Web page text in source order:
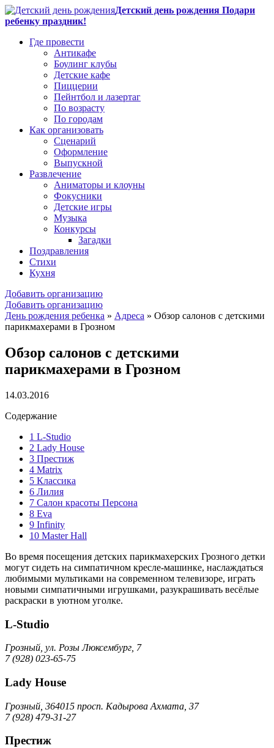
Детский день рождения Подари
ребенку праздник!
Где провести
Антикафе
Боулинг клубы
Детские кафе
Пиццерии
Пейнтбол и лазертаг
По возрасту
По городам
Как организовать
Сценарий
Оформление
Выпускной
Развлечение
Аниматоры и клоуны
Фокусники
Детские игры
Музыка
Конкурсы
Загадки
Поздравления
Стихи
Кухня
Добавить организацию
Добавить организацию
День рождения ребенка » Адреса » Обзор салонов с детскими
парикмахерами в Грозном
Обзор салонов с детскими
парикмахерами в Грозном
14.03.2016
Содержание
1 L-Studio
2 Lady House
3 Престиж
4 Matrix
5 Классика
6 Лилия
7 Салон красоты Персона
8 Eva
9 Infinity
10 Master Hall
Во время посещения детских парикмахерских Грозного детки
могут сидеть на симпатичном кресле-машинке, наслаждаться
любимыми мультиками на современном телевизоре, играть
новыми симпатичными игрушками, разукрашивать весёлые
раскраски в уютном уголке.
L-Studio
Грозный, ул. Розы Люксембург, 7
7 (928) 023-65-75
Lady House
Грозный, 364015 просп. Кадырова Ахмата, 37
7 (928) 479-31-27
Престиж